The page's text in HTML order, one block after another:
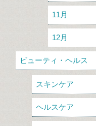
11月
12月
ビューティ・ヘルス
スキンケア
ヘルスケア